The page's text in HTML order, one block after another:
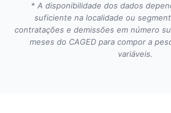
* A disponibilidade dos dados
suficiente na localidade ou
contratações e demissões em número
meses do CAGED para compor a
variáveis.